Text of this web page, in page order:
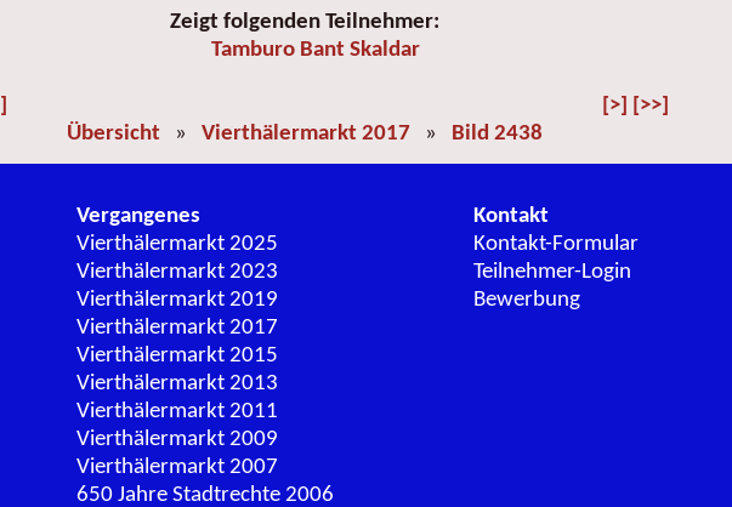
Zeigt folgenden Teilnehmer:
Tamburo Bant Skaldar
[>] [>>]
Übersicht » Vierthälermarkt 2017 » Bild 2438
Vergangenes
Vierthälermarkt 2025
Vierthälermarkt 2023
Vierthälermarkt 2019
Vierthälermarkt 2017
Vierthälermarkt 2015
Vierthälermarkt 2013
Vierthälermarkt 2011
Vierthälermarkt 2009
Vierthälermarkt 2007
650 Jahre Stadtrechte 2006
Kontakt
Kontakt-Formular
Teilnehmer-Login
Bewerbung